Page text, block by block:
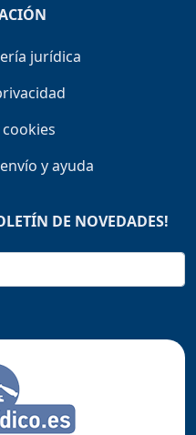
jurídica
y ayuda
DE NOVEDADES!